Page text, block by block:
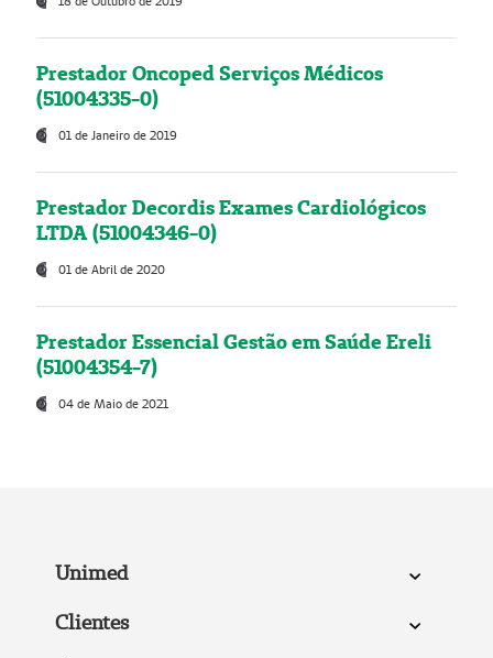
Prestador Oncoped Serviços Médicos
(51004335-0)
01 de Janeiro de 2019
Prestador Decordis Exames Cardiológicos
LTDA (51004346-0)
01 de Abril de 2020
Prestador Essencial Gestão em Saúde Ereli
(51004354-7)
04 de Maio de 2021
Unimed
Clientes